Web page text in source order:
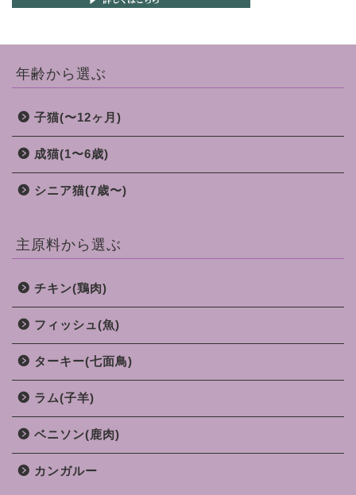
年齢から選ぶ
子猫(〜12ヶ月)
成猫(1〜6歳)
シニア猫(7歳〜)
主原料から選ぶ
チキン(鶏肉)
フィッシュ(魚)
ターキー(七面鳥)
ラム(子羊)
ベニソン(鹿肉)
カンガルー